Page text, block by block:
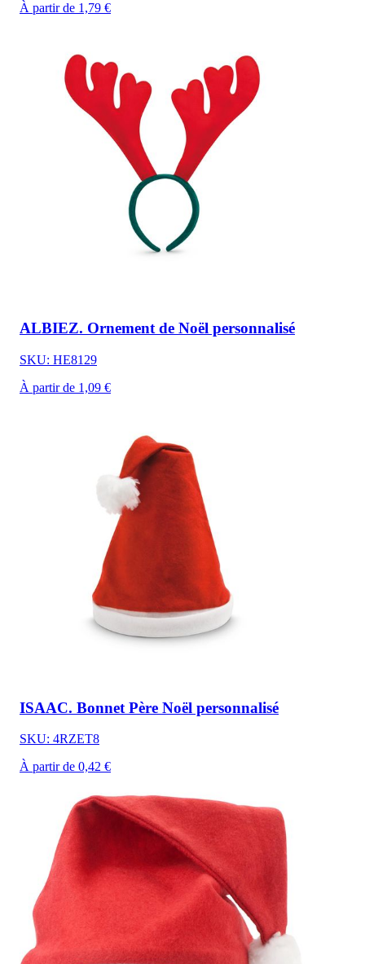
À partir de 1,79 €
ALBIEZ. Ornement de Noël personnalisé
SKU: HE8129
À partir de 1,09 €
ISAAC. Bonnet Père Noël personnalisé
SKU: 4RZET8
À partir de 0,42 €